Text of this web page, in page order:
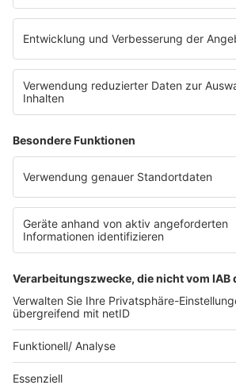
WERBUNG
Leistungen und Produkte
Ansprechpartner
RECHTLICHES
Impressum
Datenschutz
Datenschutzeinstellungen
Datenverarbeitung bei Gewinnspielen
Teilnahmebedingungen
Bildnachweise
KI-Leitlinie